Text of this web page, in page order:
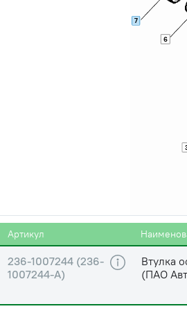
6
7
Артикул
Втулка
Втулка
ЯМЗ
Ось
236-1007244 (236-
1007244-А)
Втулка
(ПАО